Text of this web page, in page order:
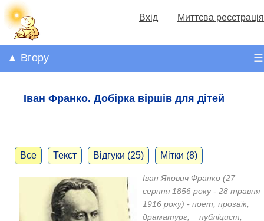
Вхід Миттєва реєстрація
☰
▲ Вгору
Іван Франко. Добірка віршів для дітей
Все Текст Відгуки (25) Мітки (8)
Іван Якович Франко (27
серпня 1856 року - 28 травня
1916 року) - поет, прозаїк,
драматург, публіцист,